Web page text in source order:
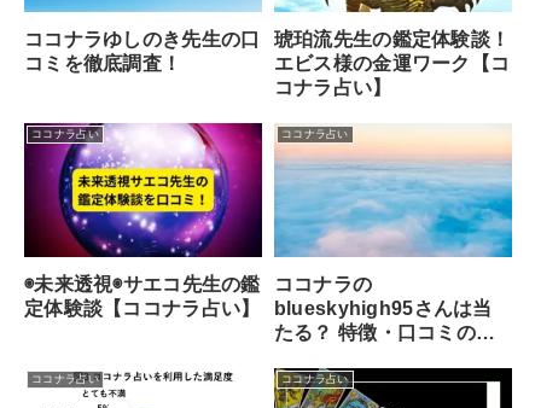
ココナラゆしのき先生の口
コミを徹底調査！
琥珀流先生の鑑定体験談！
エビス様の金運ワーク【コ
コナラ占い】
ココナラ占い
◉未来透視◉サエコ先生の鑑
定体験談【ココナラ占い】
ココナラ占い
ココナラの
blueskyhigh95さんは当
たる？ 特徴・口コミのま
ココナラ占い ココナラ占い